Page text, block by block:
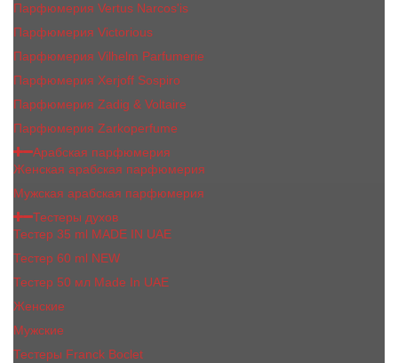
Парфюмерия Vertus Narcos'is
Парфюмерия Victorious
Парфюмерия Vilhelm Parfumerie
Парфюмерия Xerjoff Sospiro
Парфюмерия Zadig & Voltaire
Парфюмерия Zarkoperfume
Арабская парфюмерия
Женская арабская парфюмерия
Мужская арабская парфюмерия
Тестеры духов
Тестер 35 ml MADE IN UAE
Тестер 60 ml NEW
Тестер 50 мл Made In UAE
Женские
Мужские
Тестеры Franck Boclet